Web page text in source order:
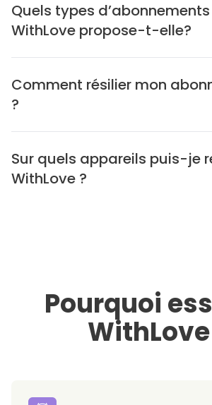
Quels types d’abonnements
WithLove propose-t-elle?
Comment résilier mon
?
Sur quels appareils puis-je
WithLove ?
Pourquoi